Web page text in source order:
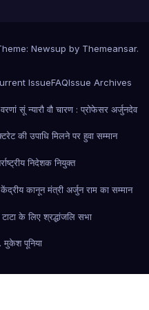
Newsup by Themeansar.
IssueFAQIssue Archives
सूं न्यारौ वौ चारण : प्रोफेसर अर्जुनदेव
की उपाधि मिलने पर हुवा सम्मान
निदेशक नियुक्त
कानून मंत्री अर्जुन राम का सम्मान
के लिए श्रद्धांजलि सभा
पूनिया